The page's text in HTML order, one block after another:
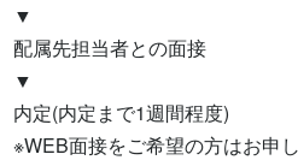
▼
配属先担当者との面接
▼
内定(内定まで1週間程度)
※WEB面接をご希望の方はお申し